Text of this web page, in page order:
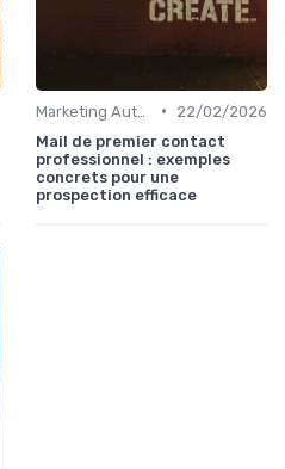
•
22/02/2026
Mail de premier contact
professionnel : exemples
concrets pour une
prospection efficace